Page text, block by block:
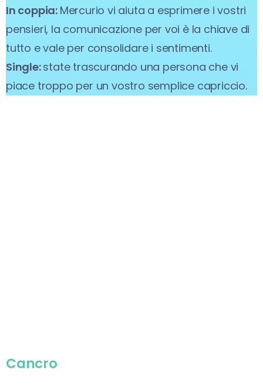
In coppia: Mercurio vi aiuta a esprimere i vostri
pensieri, la comunicazione per voi è la chiave di
tutto e vale per consolidare i sentimenti.
Single:state trascurando una persona che vi
piace troppo per un vostro semplice capriccio.
Cancro